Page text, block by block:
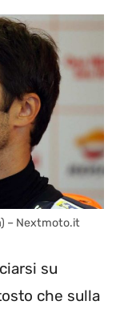
– Nextmoto.it
su
che sulla